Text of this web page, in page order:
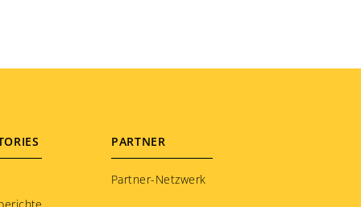
PARTNER
Partner-Netzwerk